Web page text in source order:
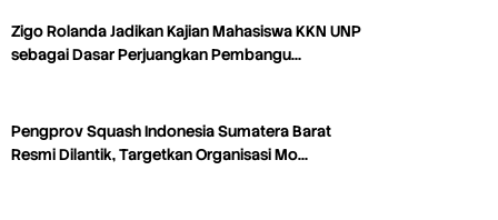
Zigo Rolanda Jadikan Kajian Mahasiswa KKN UNP
sebagai Dasar Perjuangkan Pembangu…
Pengprov Squash Indonesia Sumatera Barat
Resmi Dilantik, Targetkan Organisasi Mo…